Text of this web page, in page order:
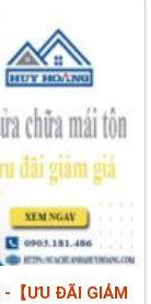
-【ƯU ĐÃI GIẢM